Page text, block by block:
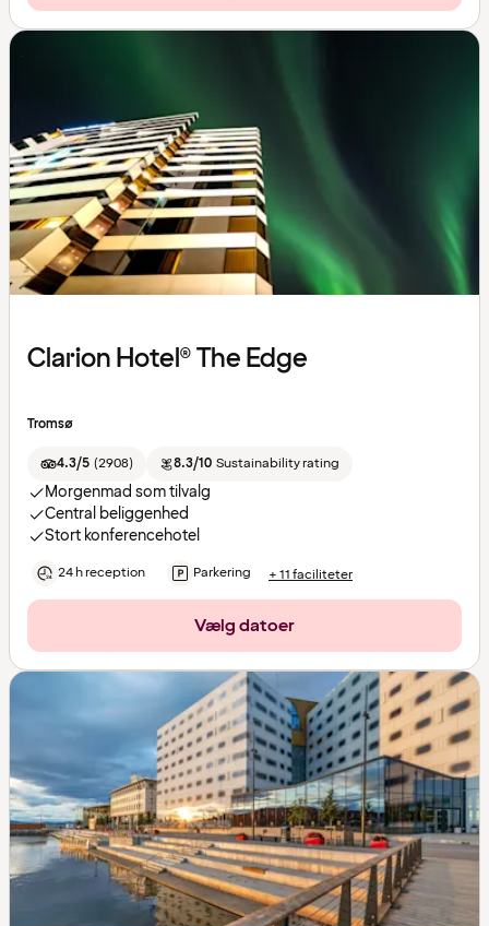
Clarion Hotel® The Edge
Tromsø
4.3/5 (2908) 8.3/10 Sustainability rating
Morgenmad som tilvalg
Central beliggenhed
Stort konferencehotel
24 h reception Parkering + 11 faciliteter
Vælg datoer